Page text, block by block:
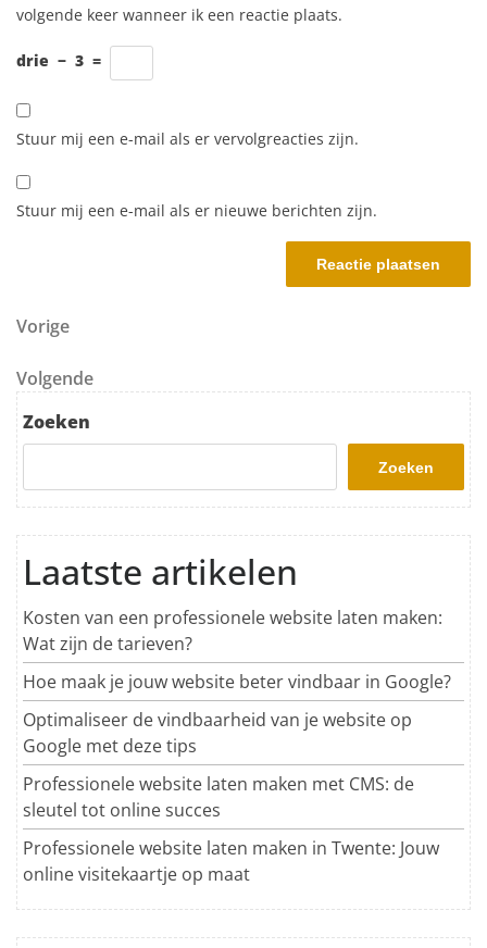
volgende keer wanneer ik een reactie plaats.
drie − 3 =
Stuur mij een e-mail als er vervolgreacties zijn.
Stuur mij een e-mail als er nieuwe berichten zijn.
Berichtnavigatie
Vorig bericht
Vorige
Volgend bericht
Volgende
Zoeken
Zoeken
Laatste artikelen
Kosten van een professionele website laten maken:
Wat zijn de tarieven?
Hoe maak je jouw website beter vindbaar in Google?
Optimaliseer de vindbaarheid van je website op
Google met deze tips
Professionele website laten maken met CMS: de
sleutel tot online succes
Professionele website laten maken in Twente: Jouw
online visitekaartje op maat